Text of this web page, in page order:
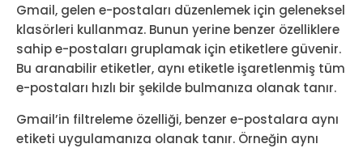
Gmail, gelen e-postaları düzenlemek için geleneksel
klasörleri kullanmaz. Bunun yerine benzer özelliklere
sahip e-postaları gruplamak için etiketlere güvenir.
Bu aranabilir etiketler, aynı etiketle işaretlenmiş tüm
e-postaları hızlı bir şekilde bulmanıza olanak tanır.
Gmail’in filtreleme özelliği, benzer e-postalara aynı
etiketi uygulamanıza olanak tanır. Örneğin aynı